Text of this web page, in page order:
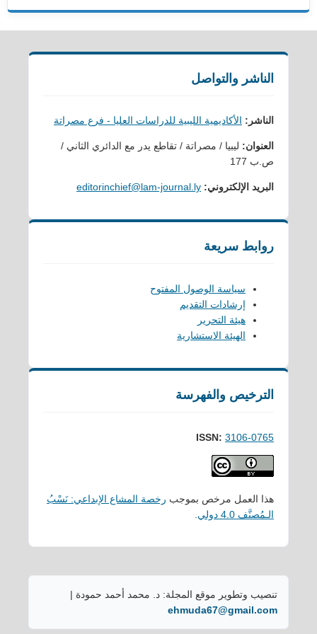
الناشر والتواصل
الناشر: الأكاديمية الليبية للدراسات العليا - فرع مصراتة
العنوان: ليبيا / مصراتة / تقاطع يدر مع الدائري الثاني /
ص.ب 177
البريد الإلكتروني: editorinchief@lam-journal.ly
روابط سريعة
سياسة الوصول المفتوح
إرشادات التقديم
هيئة التحرير
الهيئة الاستشارية
الترخيص والفهرسة
ISSN: 3106-0765
هذا العمل مرخص بموجب رخصة المشاع الإبداعي: نَسْبُ
الـمُصنَّف 4.0 دولي
.
تنصيب وتطوير موقع المجلة: د. محمد أحمد حمودة |
ehmuda67@gmail.com